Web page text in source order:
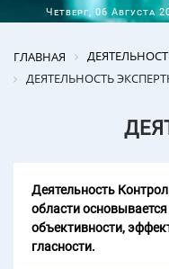
Четверг, 06 Августа
ГЛАВНАЯ
ДЕЯТЕЛЬНОСТЬ
Деятельность
области
объективности,
гласности.